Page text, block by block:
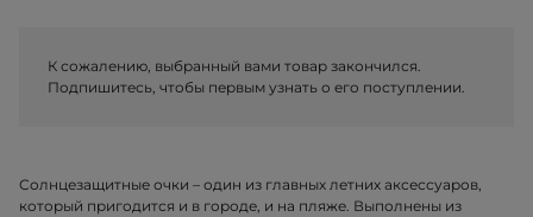
К сожалению, выбранный вами товар закончился.
Подпишитесь, чтобы первым узнать о его поступлении.
Солнцезащитные очки – один из главных летних аксессуаров,
который пригодится и в городе, и на пляже. Выполнены из